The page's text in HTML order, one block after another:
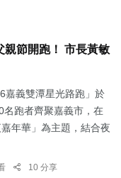
親節開跑！ 市長黃敏
嘉義雙潭星光路跑」於
跑者齊聚嘉義市，在
年華」為主題，結合夜
10 分享